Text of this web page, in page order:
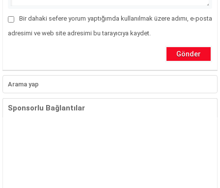
Bir dahaki sefere yorum yaptığımda kullanılmak üzere adımı, e-posta
adresimi ve web site adresimi bu tarayıcıya kaydet.
Sponsorlu Bağlantılar